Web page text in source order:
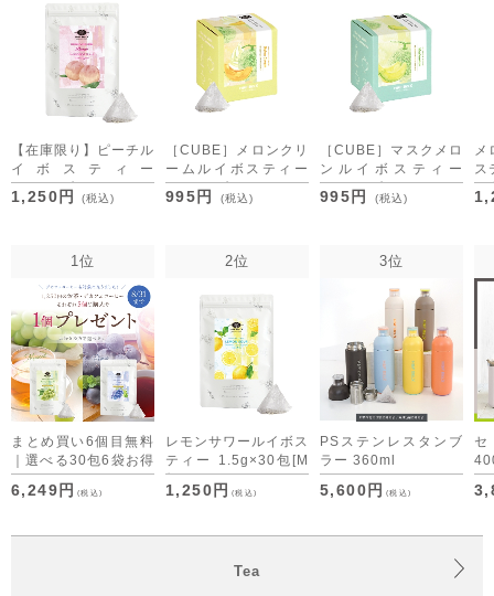
【在庫限り】ピーチル
イボスティー
2.5g×30包
[M便 1/3]
1,250円 (税込)
［CUBE］メロンクリ
ームルイボスティー
2.0g×20包
995円 (税込)
［CUBE］マスクメロ
ンルイボスティー
2.0g×20包
995円 (税込)
メ
ス
[M
1位
まとめ買い6個目無料
｜選べる30包6袋お得
セット デカフェコー
ヒーも仲間入り
6,249円 (税込)
2位
レモンサワールイボス
ティー 1.5g×30包 [M
便 1/3]
1,250円 (税込)
3位
PSステンレスタンブ
ラー 360ml
5,600円 (税込)
Tea